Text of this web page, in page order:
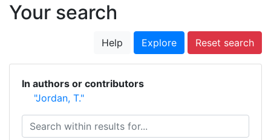
Your search
Help Explore Reset search
In authors or contributors
"Jordan, T."
Search within results for...